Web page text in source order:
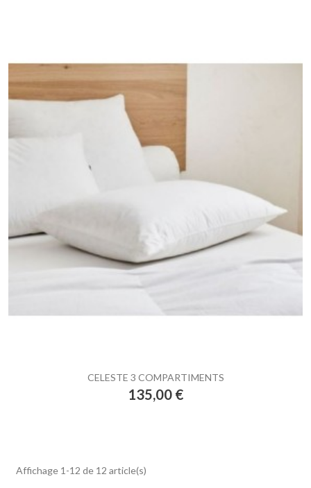
CELESTE 3 COMPARTIMENTS
Prix
135,00 €
Affichage 1-12 de 12 article(s)